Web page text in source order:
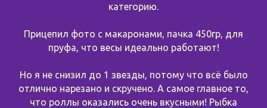
категорию.
Прицепил фото с макаронами, пачка 450гр, для
пруфа, что весы идеально работают!
Но я не снизил до 1 звезды, потому что всё было
отлично нарезано и скручено. А самое главное то,
что роллы оказались очень вкусными! Рыбка